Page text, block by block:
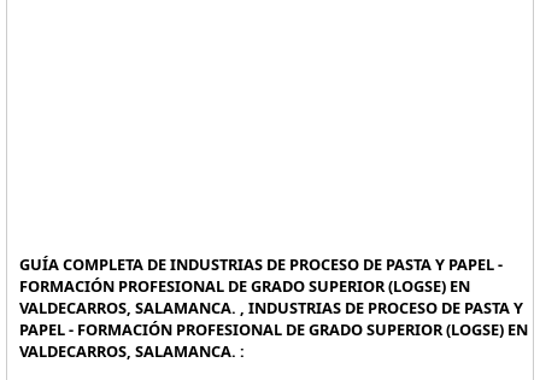
GUÍA COMPLETA DE INDUSTRIAS DE PROCESO DE PASTA Y PAPEL -
FORMACIÓN PROFESIONAL DE GRADO SUPERIOR (LOGSE) EN
VALDECARROS, SALAMANCA. , INDUSTRIAS DE PROCESO DE PASTA Y
PAPEL - FORMACIÓN PROFESIONAL DE GRADO SUPERIOR (LOGSE) EN
VALDECARROS, SALAMANCA. :